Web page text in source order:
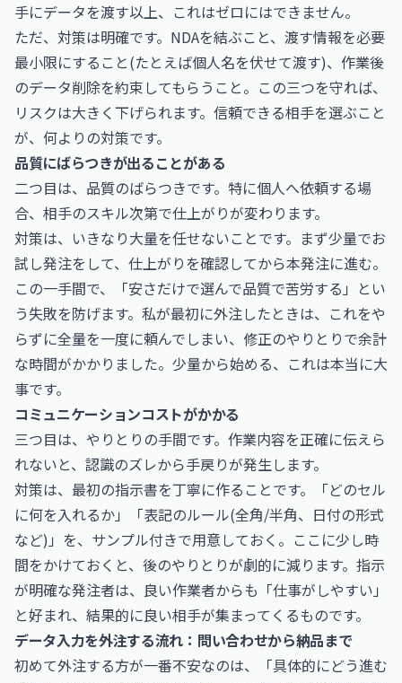
手にデータを渡す以上、これはゼロにはできません。
ただ、対策は明確です。NDAを結ぶこと、渡す情報を必要
最小限にすること(たとえば個人名を伏せて渡す)、作業後
のデータ削除を約束してもらうこと。この三つを守れば、
リスクは大きく下げられます。信頼できる相手を選ぶこと
が、何よりの対策です。
品質にばらつきが出ることがある
二つ目は、品質のばらつきです。特に個人へ依頼する場
合、相手のスキル次第で仕上がりが変わります。
対策は、いきなり大量を任せないことです。まず少量でお
試し発注をして、仕上がりを確認してから本発注に進む。
この一手間で、「安さだけで選んで品質で苦労する」とい
う失敗を防げます。私が最初に外注したときは、これをや
らずに全量を一度に頼んでしまい、修正のやりとりで余計
な時間がかかりました。少量から始める、これは本当に大
事です。
コミュニケーションコストがかかる
三つ目は、やりとりの手間です。作業内容を正確に伝えら
れないと、認識のズレから手戻りが発生します。
対策は、最初の指示書を丁寧に作ることです。「どのセル
に何を入れるか」「表記のルール(全角/半角、日付の形式
など)」を、サンプル付きで用意しておく。ここに少し時
間をかけておくと、後のやりとりが劇的に減ります。指示
が明確な発注者は、良い作業者からも「仕事がしやすい」
と好まれ、結果的に良い相手が集まってくるものです。
データ入力を外注する流れ：問い合わせから納品まで
初めて外注する方が一番不安なのは、「具体的にどう進む